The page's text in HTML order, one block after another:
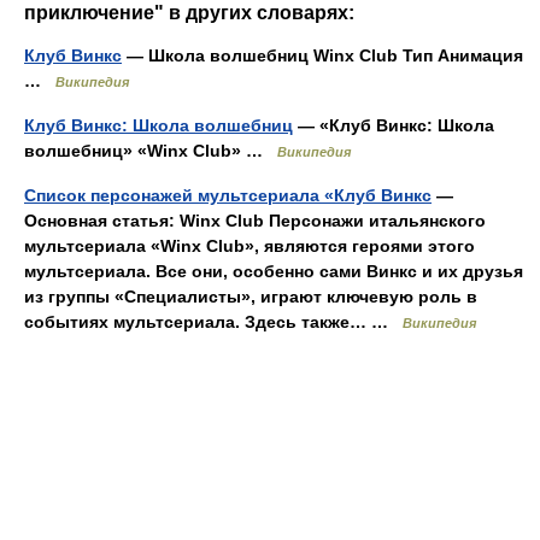
приключение" в других словарях:
Клуб Винкс — Школа волшебниц Winx Club Тип Анимация
…
Википедия
Клуб Винкс: Школа волшебниц — «Клуб Винкс: Школа
волшебниц» «Winx Club» …
Википедия
Список персонажей мультсериала «Клуб Винкс —
Основная статья: Winx Club Персонажи итальянского
мультсериала «Winx Club», являются героями этого
мультсериала. Все они, особенно сами Винкс и их друзья
из группы «Специалисты», играют ключевую роль в
событиях мультсериала. Здесь также… …
Википедия